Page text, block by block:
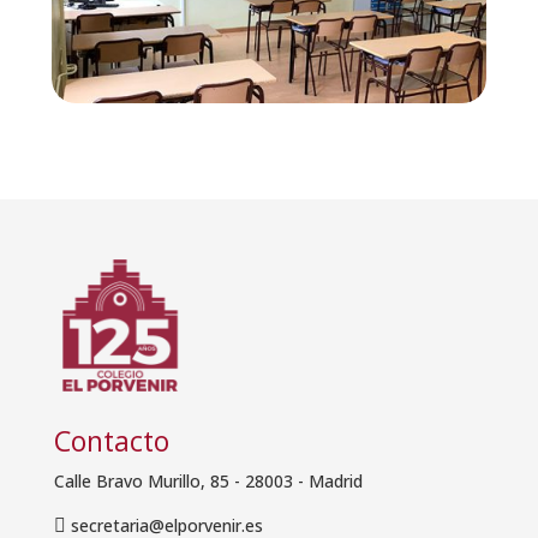
Contacto
Calle Bravo Murillo, 85 - 28003 - Madrid
 secretaria@elporvenir.es